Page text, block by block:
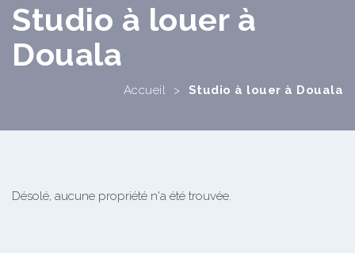
Studio à louer à
Douala
Accueil > Studio à louer à Douala
Désolé, aucune propriété n'a été trouvée.